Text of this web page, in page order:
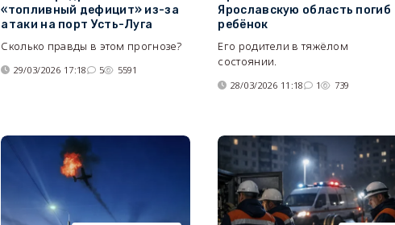
«топливный дефицит» из-за
атаки на порт Усть-Луга
Сколько правды в этом прогнозе?
29/03/2026 17:18 5 5591
Ярославскую область погиб
ребёнок
Его родители в тяжёлом
состоянии.
28/03/2026 11:18 1 739